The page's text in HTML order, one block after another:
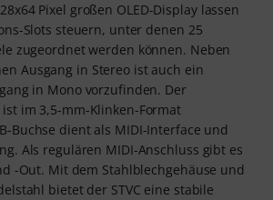
Pixel großen OLED-Display lassen
Slots steuern, unter denen 25
zugeordnet werden können. Neben
Ausgang in Stereo ist auch ein
in Mono vorzufinden. Der
im 3,5-mm-Klinken-Format
Buchse dient als MIDI-Interface und
Als regulären MIDI-Anschluss gibt es
-Out. Mit dem Stahlblechgehäuse und
bietet der STVC eine stabile